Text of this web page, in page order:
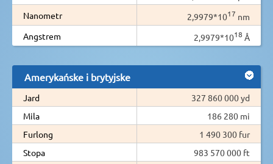
Nanometr
2,9979*1017 nm
Angstrem
2,9979*1018 Å
Amerykańske i brytyjske
Jard
327 860 000 yd
Mila
186 280 mi
Furlong
1 490 300 fur
Stopa
983 570 000 ft